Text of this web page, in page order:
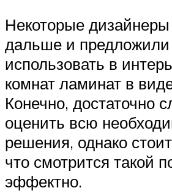
Некоторые
дальше и предложили
использовать в
комнат ламинат в
Конечно, достаточно
оценить всю
решения, однако
что смотрится такой
эффектно.